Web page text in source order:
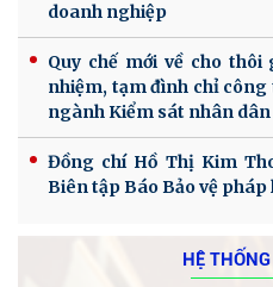
doanh nghiệp
Quy chế mới về cho
nhiệm, tạm đình chỉ
ngành Kiểm sát nhân dân
Đồng chí Hồ Thị Kim
Biên tập Báo Bảo vệ pháp
HỆ